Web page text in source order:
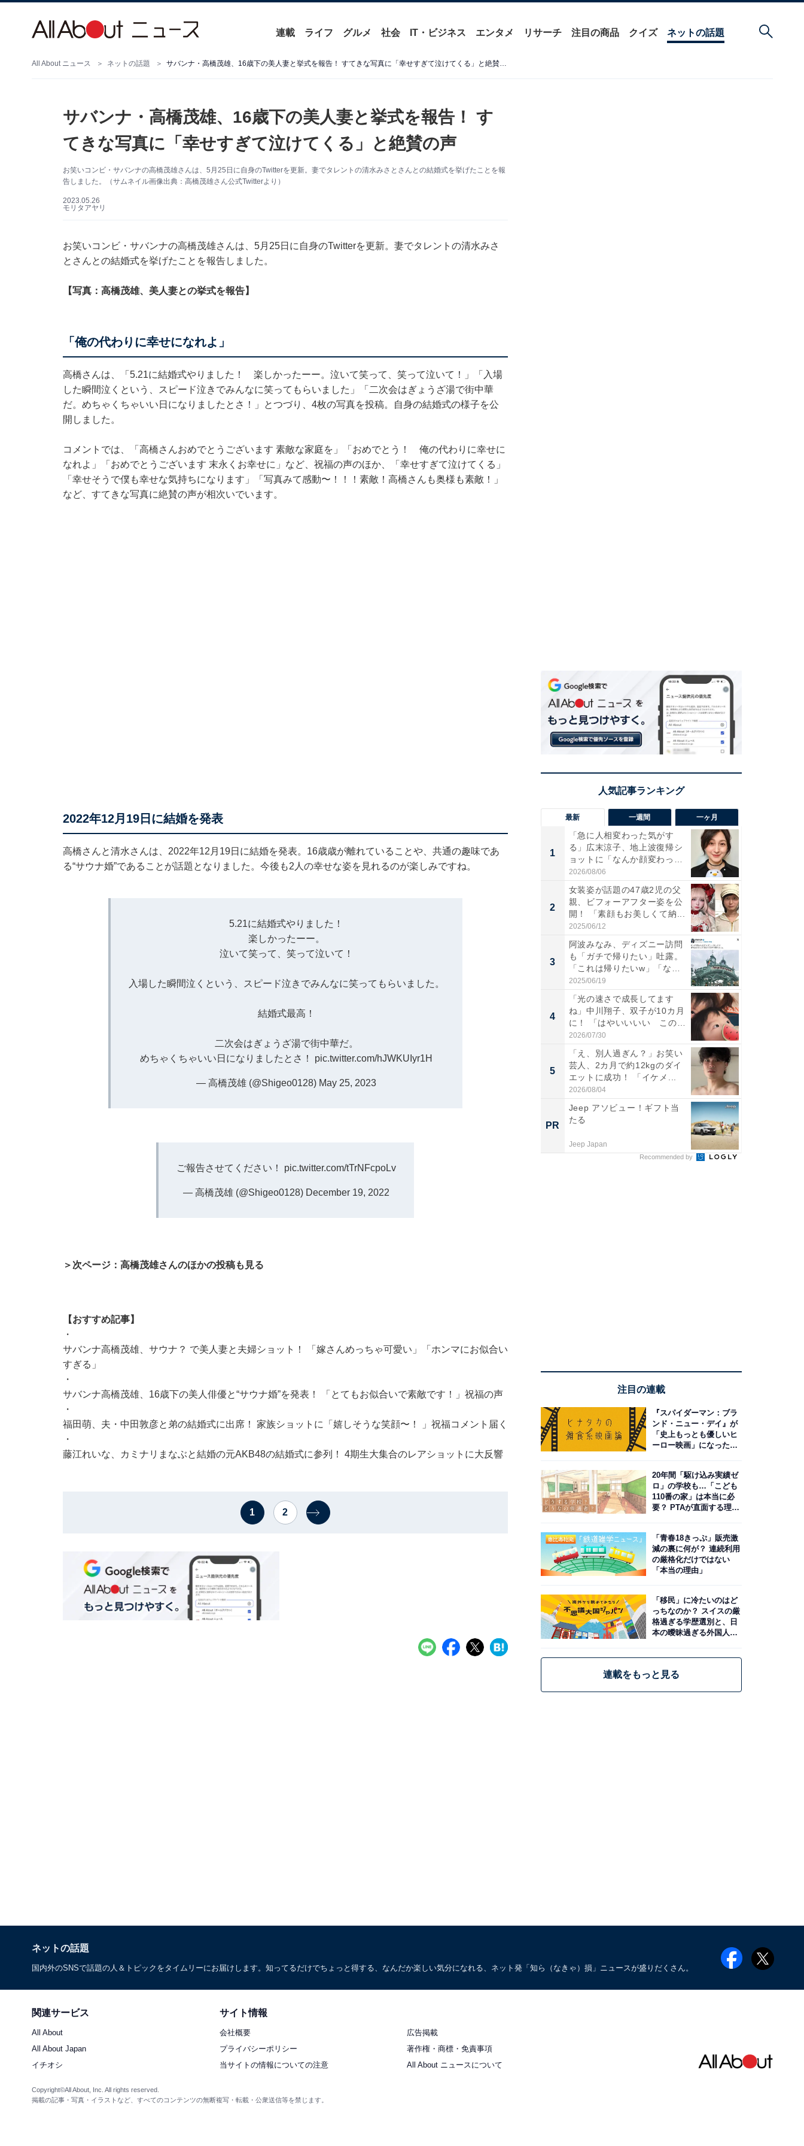
連載 ライフ グルメ 社会 IT・ビジネス エンタメ リサーチ 注目の商品 クイズ ネットの話題
All About ニュース ネットの話題 サバンナ・高橋茂雄、16歳下の美人妻と挙式を報告！ すてきな写真に「幸せすぎて泣けてくる」と絶賛の声
サバンナ・高橋茂雄、16歳下の美人妻と挙式を報告！ す
てきな写真に「幸せすぎて泣けてくる」と絶賛の声
お笑いコンビ・サバンナの高橋茂雄さんは、5月25日に自身のTwitterを更新。妻でタレントの清水みさとさんとの結婚式を挙げたことを報
告しました。（サムネイル画像出典：高橋茂雄さん公式Twitterより）
2023.05.26
モリタアヤリ
お笑いコンビ・サバンナの高橋茂雄さんは、5月25日に自身のTwitterを更新。妻でタレントの清水みさ
とさんとの結婚式を挙げたことを報告しました。
【写真：高橋茂雄、美人妻との挙式を報告】
「俺の代わりに幸せになれよ」
高橋さんは、「5.21に結婚式やりました！ 楽しかったーー。泣いて笑って、笑って泣いて！」「入場
した瞬間泣くという、スピード泣きでみんなに笑ってもらいました」「二次会はぎょうざ湯で街中華
だ。めちゃくちゃいい日になりましたとさ！」とつづり、4枚の写真を投稿。自身の結婚式の様子を公
開しました。
コメントでは、「高橋さんおめでとうございます 素敵な家庭を」「おめでとう！ 俺の代わりに幸せに
なれよ」「おめでとうございます 末永くお幸せに」など、祝福の声のほか、「幸せすぎて泣けてくる」
「幸せそうで僕も幸せな気持ちになります」「写真みて感動〜！！！素敵！高橋さんも奥様も素敵！」
など、すてきな写真に絶賛の声が相次いでいます。
2022年12月19日に結婚を発表
高橋さんと清水さんは、2022年12月19日に結婚を発表。16歳歳が離れていることや、共通の趣味であ
る“サウナ婚”であることが話題となりました。今後も2人の幸せな姿を見れるのが楽しみですね。
5.21に結婚式やりました！
楽しかったーー。
泣いて笑って、笑って泣いて！
入場した瞬間泣くという、スピード泣きでみんなに笑ってもらいました。
結婚式最高！
二次会はぎょうざ湯で街中華だ。
めちゃくちゃいい日になりましたとさ！ pic.twitter.com/hJWKUIyr1H
— 高橋茂雄 (@Shigeo0128) May 25, 2023
ご報告させてください！ pic.twitter.com/tTrNFcpoLv
— 高橋茂雄 (@Shigeo0128) December 19, 2022
＞次ページ：高橋茂雄さんのほかの投稿も見る
【おすすめ記事】
・
サバンナ高橋茂雄、サウナ？ で美人妻と夫婦ショット！ 「嫁さんめっちゃ可愛い」「ホンマにお似合い
すぎる」
・
サバンナ高橋茂雄、16歳下の美人俳優と“サウナ婚”を発表！ 「とてもお似合いで素敵です！」祝福の声
・
福田萌、夫・中田敦彦と弟の結婚式に出席！ 家族ショットに「嬉しそうな笑顔〜！ 」祝福コメント届く
・
藤江れいな、カミナリまなぶと結婚の元AKB48の結婚式に参列！ 4期生大集合のレアショットに大反響
1 2
最新 一週間 一ヶ月
1
「急に人相変わった気がす
る」広末涼子、地上波復帰シ
ョットに「なんか顔変わっ
た」の...
2026/08/06
2
女装姿が話題の47歳2児の父
親、ビフォーアフター姿を公
開！ 「素顔もお美しくて納...
2025/06/12
3
阿波みなみ、ディズニー訪問
も「ガチで帰りたい」吐露。
「これは帰りたいw」「なん
ち...
2025/06/19
4
「光の速さで成長してます
ね」中川翔子、双子が10カ月
に！ 「はやいいいい この
前...
2026/07/30
5
「え、別人過ぎん？」お笑い
芸人、2カ月で約12kgのダイ
エットに成功！ 「イケメ...
2026/08/04
PR
Jeep アソビュー！ギフト当
たる
Jeep Japan
Recommended by
注目の連載
『スパイダーマン：ブラ
ンド・ニュー・デイ』が
「史上もっとも優しいヒ
ーロー映画」になった理
20年間「駆け込み実績ゼ
ロ」の学校も…「こども
110番の家」は本当に必
要？ PTAが直面する理想
「青春18きっぷ」販売激
減の裏に何が？ 連続利用
の厳格化だけではない
「本当の理由」
「移民」に冷たいのはど
っちなのか？ スイスの厳
格過ぎる学歴選別と、日
本の曖昧過ぎる外国人政
連載をもっと見る
ネットの話題
国内外のSNSで話題の人＆トピックをタイムリーにお届けします。知ってるだけでちょっと得する、なんだか楽しい気分になれる、ネット発「知ら（なきゃ）損」ニュースが盛りだくさん。
関連サービス
All About
All About Japan
イチオシ
サイト情報
会社概要
広告掲載
プライバシーポリシー
著作権・商標・免責事項
当サイトの情報についての注意
All About ニュースについて
Copyright©All About, Inc. All rights reserved.
掲載の記事・写真・イラストなど、すべてのコンテンツの無断複写・転載・公衆送信等を禁じます。